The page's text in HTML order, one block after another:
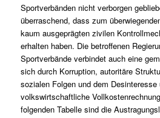
Sportverbänden nicht verborgen
überraschend, dass zum
kaum ausgeprägten zivilen
erhalten haben. Die betroffenen
Sportverbände verbindet auch eine
sich durch Korruption, autoritäre
sozialen Folgen und dem Desinteresse
volkswirtschaftliche
folgenden Tabelle sind die